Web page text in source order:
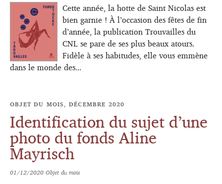
Cette année, la hotte de Saint Nicolas est
bien garnie ! À l’occasion des fêtes de fin
d’année, la publication Trouvailles du
CNL se pare de ses plus beaux atours.
Fidèle à ses habitudes, elle vous emmène
dans le monde des...
OBJET DU MOIS, DÉCEMBRE 2020
Identification du sujet d’une
photo du fonds Aline
Mayrisch
01/12/2020Objet du mois